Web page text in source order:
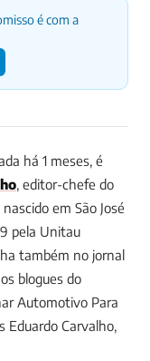
é com a
há 1 meses, é
, editor-chefe do
em São José
pela Unitau
também no jornal
blogues do
Automotivo Para
Eduardo Carvalho,